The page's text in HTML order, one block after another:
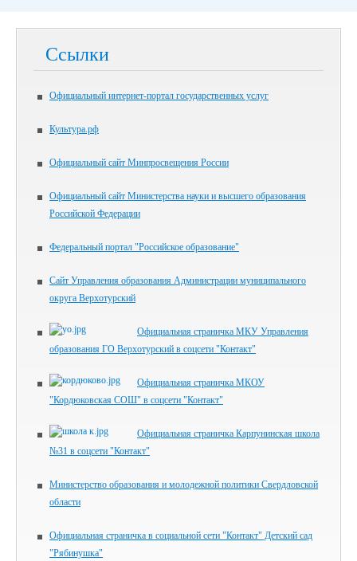
Ссылки
Официальный интернет-портал государственных услуг
Культура.рф
Официальный сайт Минпросвещения России
Официальный сайт Министерства науки и высшего образования
Российской Федерации
Федеральный портал "Российское образование"
Сайт Управления образования Администрации муниципального
округа Верхотурский
Официальная страничка МКУ Управления
образования ГО Верхотурский в соцсети "Контакт"
Официальная страничка МКОУ
"Кордюковская СОШ" в соцсети "Контакт"
Официальная страничка Карпунинская школа
№31 в соцсети "Контакт"
Министерство образования и молодежной политики Свердловской
области
Официальная страничка в социальной сети "Контакт" Детский сад
"Рябинушка"